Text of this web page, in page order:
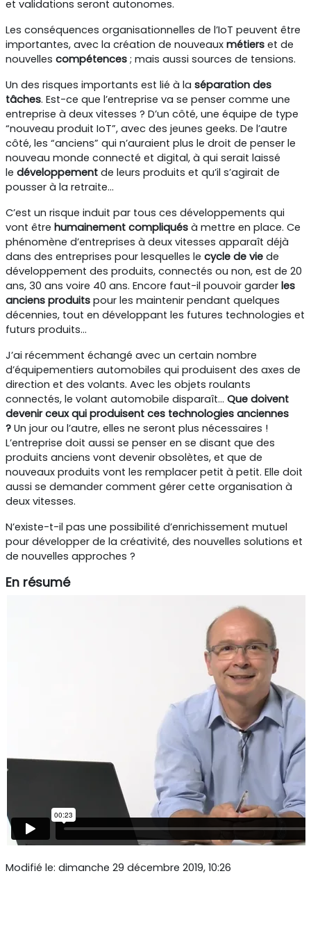
et validations seront autonomes.
Les conséquences organisationnelles de l’IoT peuvent être
importantes, avec la création de nouveaux métiers et de
nouvelles compétences ; mais aussi sources de tensions.
Un des risques importants est lié à la séparation des
tâches. Est-ce que l’entreprise va se penser comme une
entreprise à deux vitesses ? D’un côté, une équipe de type
“nouveau produit IoT”, avec des jeunes geeks. De l’autre
côté, les “anciens” qui n’auraient plus le droit de penser le
nouveau monde connecté et digital, à qui serait laissé
le développement de leurs produits et qu’il s’agirait de
pousser à la retraite...
C’est un risque induit par tous ces développements qui
vont être humainement compliqués à mettre en place. Ce
phénomène d’entreprises à deux vitesses apparaît déjà
dans des entreprises pour lesquelles le cycle de vie de
développement des produits, connectés ou non, est de 20
ans, 30 ans voire 40 ans. Encore faut-il pouvoir garder les
anciens produits pour les maintenir pendant quelques
décennies, tout en développant les futures technologies et
futurs produits…
J’ai récemment échangé avec un certain nombre
d’équipementiers automobiles qui produisent des axes de
direction et des volants. Avec les objets roulants
connectés, le volant automobile disparaît... Que doivent
devenir ceux qui produisent ces technologies anciennes
? Un jour ou l’autre, elles ne seront plus nécessaires !
L’entreprise doit aussi se penser en se disant que des
produits anciens vont devenir obsolètes, et que de
nouveaux produits vont les remplacer petit à petit. Elle doit
aussi se demander comment gérer cette organisation à
deux vitesses.
N’existe-t-il pas une possibilité d’enrichissement mutuel
pour développer de la créativité, des nouvelles solutions et
de nouvelles approches ?
En résumé
Modifié le: dimanche 29 décembre 2019, 10:26